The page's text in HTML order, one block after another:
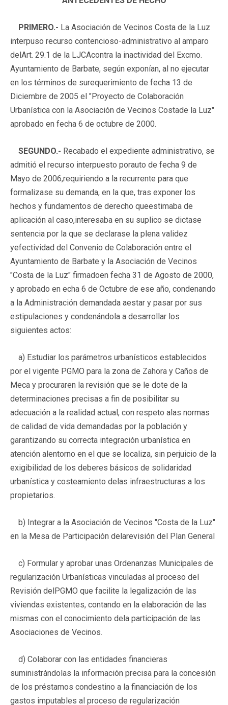
PRIMERO.- La Asociación de Vecinos Costa de la Luz
interpuso recurso contencioso-administrativo al amparo
delArt. 29.1 de la LJCAcontra la inactividad del Excmo.
Ayuntamiento de Barbate, según exponían, al no ejecutar
en los términos de surequerimiento de fecha 13 de
Diciembre de 2005 el "Proyecto de Colaboración
Urbanística con la Asociación de Vecinos Costade la Luz"
aprobado en fecha 6 de octubre de 2000.
SEGUNDO.- Recabado el expediente administrativo, se
admitió el recurso interpuesto porauto de fecha 9 de
Mayo de 2006,requiriendo a la recurrente para que
formalizase su demanda, en la que, tras exponer los
hechos y fundamentos de derecho queestimaba de
aplicación al caso,interesaba en su suplico se dictase
sentencia por la que se declarase la plena validez
yefectividad del Convenio de Colaboración entre el
Ayuntamiento de Barbate y la Asociación de Vecinos
"Costa de la Luz" firmadoen fecha 31 de Agosto de 2000,
y aprobado en echa 6 de Octubre de ese año, condenando
a la Administración demandada aestar y pasar por sus
estipulaciones y condenándola a desarrollar los
siguientes actos:
a) Estudiar los parámetros urbanísticos establecidos
por el vigente PGMO para la zona de Zahora y Caños de
Meca y procuraren la revisión que se le dote de la
determinaciones precisas a fin de posibilitar su
adecuación a la realidad actual, con respeto alas normas
de calidad de vida demandadas por la población y
garantizando su correcta integración urbanística en
atención alentorno en el que se localiza, sin perjuicio de la
exigibilidad de los deberes básicos de solidaridad
urbanística y costeamiento delas infraestructuras a los
propietarios.
b) Integrar a la Asociación de Vecinos "Costa de la Luz"
en la Mesa de Participación delarevisión del Plan General
c) Formular y aprobar unas Ordenanzas Municipales de
regularización Urbanísticas vinculadas al proceso del
Revisión delPGMO que facilite la legalización de las
viviendas existentes, contando en la elaboración de las
mismas con el conocimiento dela participación de las
Asociaciones de Vecinos.
d) Colaborar con las entidades financieras
suministrándolas la información precisa para la concesión
de los préstamos condestino a la financiación de los
gastos imputables al proceso de regularización